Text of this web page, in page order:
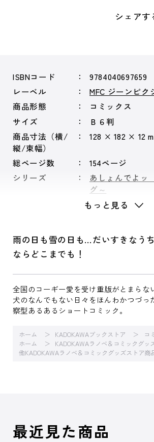
シェアす
ISBNコード
9784040697659
レーベル
MFC ジーンピク
商品形態
コミックス
サイズ
Ｂ６判
商品寸法（横/
縦/束幅）
128 × 182 × 12
総ページ数
154ページ
シリーズ
あしょんでよ
グ～
もっと見る
雨の日も雪の日も…だいすきなう
ならどこまでも！
全国のコーギー愛を受け重版がとまらな
犬のなんでもない日々をほんわかつづっ
察型あるあるショートコミック。
ホーム KADOKAWAブックストア
コ
ホーム
KADOKAWAラノベ＆コミックグッ
他KADOKAWAラノベ＆コミックグッズストア商
最近見た商品